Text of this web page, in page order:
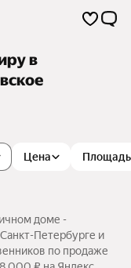
в
Цена Площадь
доме -
Петербурге и
по продаже